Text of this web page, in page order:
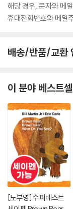
해당 경우, 문자와 메
휴대전화번호와 메일
배송/반품/교환
이 분야 베스트
[노부영] 수퍼베스트